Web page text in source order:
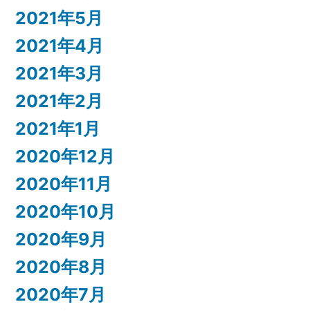
2021年5月
2021年4月
2021年3月
2021年2月
2021年1月
2020年12月
2020年11月
2020年10月
2020年9月
2020年8月
2020年7月